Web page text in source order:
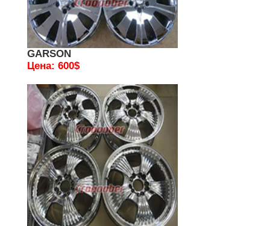
GARSON
Цена: 600$